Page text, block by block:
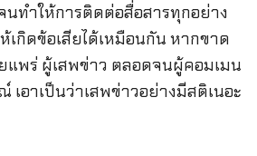
นทำให้การติดต่อสื่อสารทุกอย่าง
เกิดข้อเสียได้เหมือนกัน หากขาด
พร่ ผู้เสพข่าว ตลอดจนผู้คอมเมน
เอาเป็นว่าเสพข่าวอย่างมีสติเนอะ